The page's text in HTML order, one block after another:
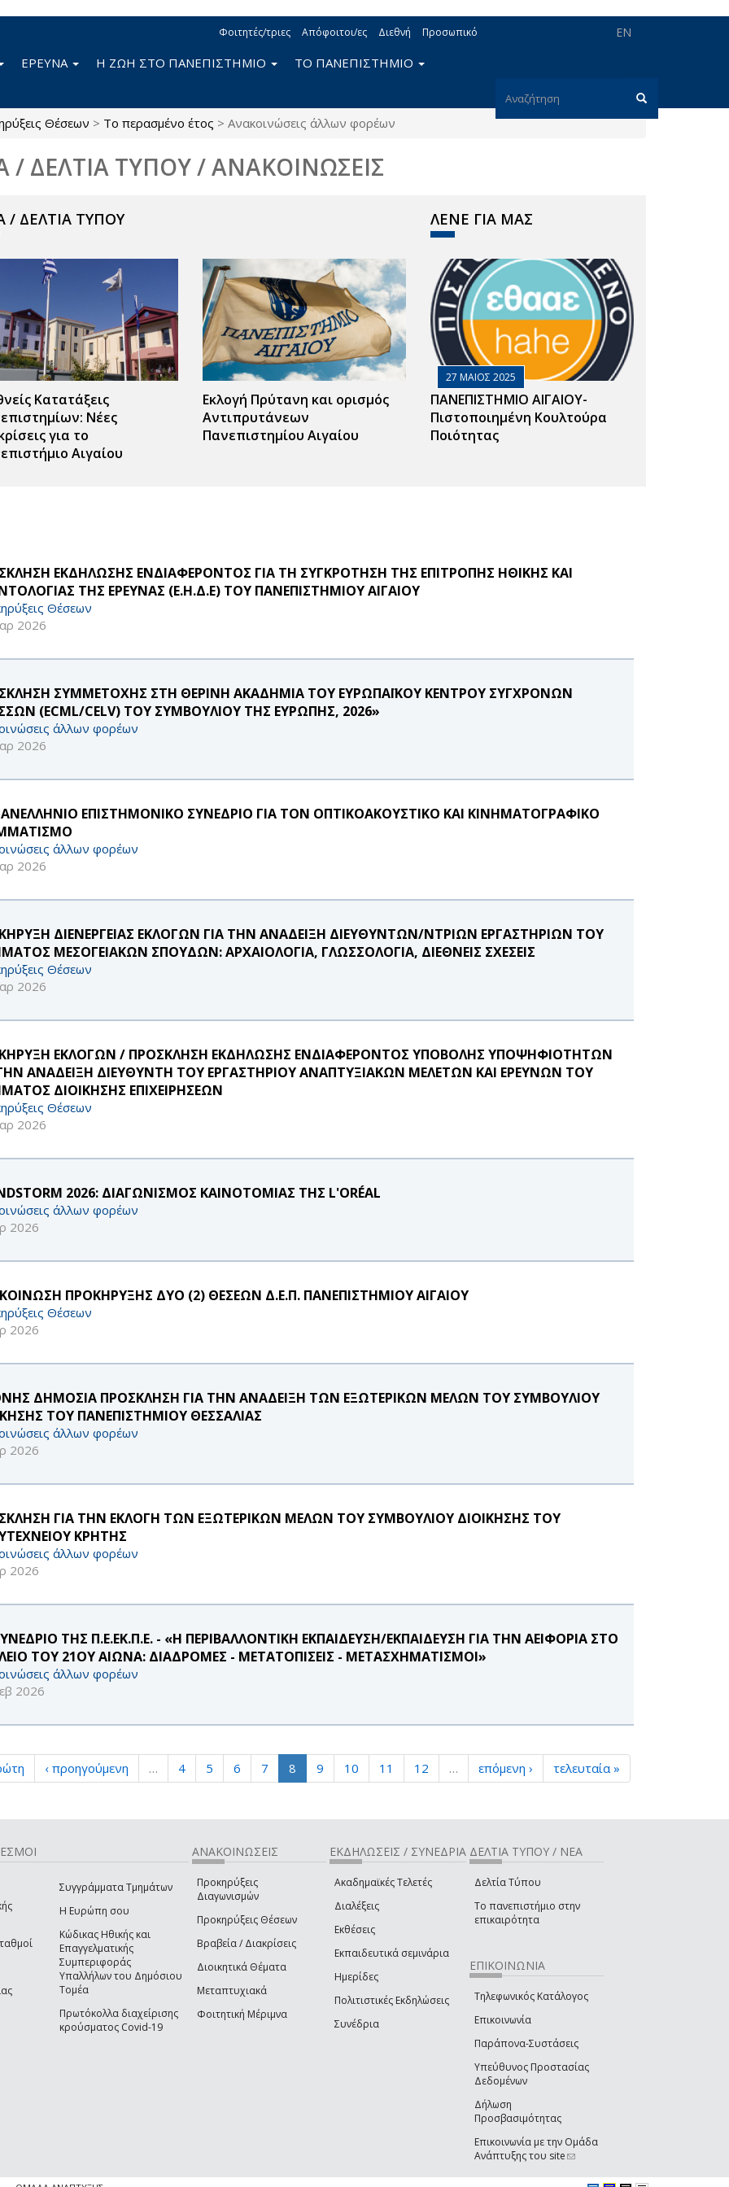
EN
Φοιτητές/τριες Απόφοιτοι/ες Διεθνή Προσωπικό
Φόρμα
ΕΡΕΥΝΑ Η ΖΩΗ ΣΤΟ ΠΑΝΕΠΙΣΤΗΜΙΟ ΤΟ ΠΑΝΕΠΙΣΤΗΜΙΟ
Θέσεων > Το περασμένο έτος > Ανακοινώσεις άλλων φορέων
/ ΔΕΛΤΙΑ ΤΥΠΟΥ / ΑΝΑΚΟΙΝΩΣΕΙΣ
/ ΔΕΛΤΙΑ ΤΥΠΟΥ
Κατατάξεις
Νέες
για το
Αιγαίου
Εκλογή Πρύτανη και ορισμός
Αντιπρυτάνεων
Πανεπιστημίου Αιγαίου
ΛΕΝΕ ΓΙΑ ΜΑΣ
27 ΜΑΙΟΣ 2025
ΠΑΝΕΠΙΣΤΗΜΙΟ ΑΙΓΑΙΟΥ-
Πιστοποιημένη Κουλτούρα
Ποιότητας
ΕΚΔΗΛΩΣΗΣ ΕΝΔΙΑΦΕΡΟΝΤΟΣ ΓΙΑ ΤΗ ΣΥΓΚΡΟΤΗΣΗ ΤΗΣ ΕΠΙΤΡΟΠΗΣ ΗΘΙΚΗΣ ΚΑΙ
ΤΗΣ ΕΡΕΥΝΑΣ (Ε.Η.Δ.Ε) ΤΟΥ ΠΑΝΕΠΙΣΤΗΜΙΟΥ ΑΙΓΑΙΟΥ
Θέσεων
2026
ΣΥΜΜΕΤΟΧΗΣ ΣΤΗ ΘΕΡΙΝΗ ΑΚΑΔΗΜΙΑ ΤΟΥ ΕΥΡΩΠΑΪΚΟΥ ΚΕΝΤΡΟΥ ΣΥΓΧΡΟΝΩΝ
(ECML/CELV) ΤΟΥ ΣΥΜΒΟΥΛΙΟΥ ΤΗΣ ΕΥΡΩΠΗΣ, 2026»
άλλων φορέων
2026
ΕΠΙΣΤΗΜΟΝΙΚΟ ΣΥΝΕΔΡΙΟ ΓΙΑ ΤΟΝ ΟΠΤΙΚΟΑΚΟΥΣΤΙΚΟ ΚΑΙ ΚΙΝΗΜΑΤΟΓΡΑΦΙΚΟ
άλλων φορέων
2026
ΔΙΕΝΕΡΓΕΙΑΣ ΕΚΛΟΓΩΝ ΓΙΑ ΤΗΝ ΑΝΑΔΕΙΞΗ ΔΙΕΥΘΥΝΤΩΝ/ΝΤΡΙΩΝ ΕΡΓΑΣΤΗΡΙΩΝ ΤΟΥ
ΜΕΣΟΓΕΙΑΚΩΝ ΣΠΟΥΔΩΝ: ΑΡΧΑΙΟΛΟΓΙΑ, ΓΛΩΣΣΟΛΟΓΙΑ, ΔΙΕΘΝΕΙΣ ΣΧΕΣΕΙΣ
Θέσεων
2026
ΕΚΛΟΓΩΝ / ΠΡΟΣΚΛΗΣΗ ΕΚΔΗΛΩΣΗΣ ΕΝΔΙΑΦΕΡΟΝΤΟΣ ΥΠΟΒΟΛΗΣ ΥΠΟΨΗΦΙΟΤΗΤΩΝ
ΑΝΑΔΕΙΞΗ ΔΙΕΥΘΥΝΤΗ ΤΟΥ ΕΡΓΑΣΤΗΡΙΟΥ ΑΝΑΠΤΥΞΙΑΚΩΝ ΜΕΛΕΤΩΝ ΚΑΙ ΕΡΕΥΝΩΝ ΤΟΥ
ΔΙΟΙΚΗΣΗΣ ΕΠΙΧΕΙΡΗΣΕΩΝ
Θέσεων
2026
2026: ΔΙΑΓΩΝΙΣΜΟΣ ΚΑΙΝΟΤΟΜΙΑΣ ΤΗΣ L'ORÉAL
άλλων φορέων
2026
ΠΡΟΚΗΡΥΞΗΣ ΔΥΟ (2) ΘΕΣΕΩΝ Δ.Ε.Π. ΠΑΝΕΠΙΣΤΗΜΙΟΥ ΑΙΓΑΙΟΥ
Θέσεων
2026
ΔΗΜΟΣΙΑ ΠΡΟΣΚΛΗΣΗ ΓΙΑ ΤΗΝ ΑΝΑΔΕΙΞΗ ΤΩΝ ΕΞΩΤΕΡΙΚΩΝ ΜΕΛΩΝ ΤΟΥ ΣΥΜΒΟΥΛΙΟΥ
ΤΟΥ ΠΑΝΕΠΙΣΤΗΜΙΟΥ ΘΕΣΣΑΛΙΑΣ
άλλων φορέων
2026
ΓΙΑ ΤΗΝ ΕΚΛΟΓΗ ΤΩΝ ΕΞΩΤΕΡΙΚΩΝ ΜΕΛΩΝ ΤΟΥ ΣΥΜΒΟΥΛΙΟΥ ΔΙΟΙΚΗΣΗΣ ΤΟΥ
ΚΡΗΤΗΣ
άλλων φορέων
2026
ΤΗΣ Π.Ε.ΕΚ.Π.Ε. - «Η ΠΕΡΙΒΑΛΛΟΝΤΙΚΗ ΕΚΠΑΙΔΕΥΣΗ/ΕΚΠΑΙΔΕΥΣΗ ΓΙΑ ΤΗΝ ΑΕΙΦΟΡΙΑ ΣΤΟ
ΤΟΥ 21ΟΥ ΑΙΩΝΑ: ΔΙΑΔΡΟΜΕΣ - ΜΕΤΑΤΟΠΙΣΕΙΣ - ΜΕΤΑΣΧΗΜΑΤΙΣΜΟΙ»
άλλων φορέων
2026
‹ προηγούμενη … 4 5 6 7 8 9 10 11 12 … επόμενη › τελευταία »
Συγγράμματα Τμημάτων
Η Ευρώπη σου
Κώδικας Ηθικής και
Επαγγελματικής
Συμπεριφοράς
Υπαλλήλων του Δημόσιου
Τομέα
Πρωτόκολλα διαχείρισης
κρούσματος Covid-19
ΑΝΑΚΟΙΝΩΣΕΙΣ
Προκηρύξεις
Διαγωνισμών
Προκηρύξεις Θέσεων
Βραβεία / Διακρίσεις
Διοικητικά Θέματα
Μεταπτυχιακά
Φοιτητική Μέριμνα
ΕΚΔΗΛΩΣΕΙΣ / ΣΥΝΕΔΡΙΑ
Ακαδημαϊκές Τελετές
Διαλέξεις
Εκθέσεις
Εκπαιδευτικά σεμινάρια
Ημερίδες
Πολιτιστικές Εκδηλώσεις
Συνέδρια
ΔΕΛΤΙΑ ΤΥΠΟΥ / ΝΕΑ
Δελτία Τύπου
Το πανεπιστήμιο στην
επικαιρότητα
ΕΠΙΚΟΙΝΩΝΙΑ
Τηλεφωνικός Κατάλογος
Επικοινωνία
Παράπονα-Συστάσεις
Υπεύθυνος Προστασίας
Δεδομένων
Δήλωση
Προσβασιμότητας
Επικοινωνία με την Ομάδα
Ανάπτυξης του site(link sends e-mail)